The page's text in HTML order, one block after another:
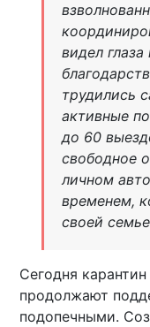
видел
трудились
активные
до 60
свободное
личном
временем,
своей
Сегодня
продолжают
подопечными.